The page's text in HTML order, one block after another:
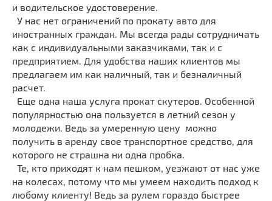
и водительское удостоверение.
У нас нет ограничений по прокату авто для
иностранных граждан. Мы всегда рады сотрудничать
как с индивидуальными заказчиками, так и с
предприятием. Для удобства наших клиентов мы
предлагаем им как наличный, так и безналичный
расчет.
Еще одна наша услуга прокат скутеров. Особенной
популярностью она пользуется в летний сезон у
молодежи. Ведь за умеренную цену можно
получить в аренду свое транспортное средство, для
которого не страшна ни одна пробка.
Те, кто приходят к нам пешком, уезжают от нас уже
на колесах, потому что мы умеем находить подход к
любому клиенту! Ведь за рулем гораздо быстрее